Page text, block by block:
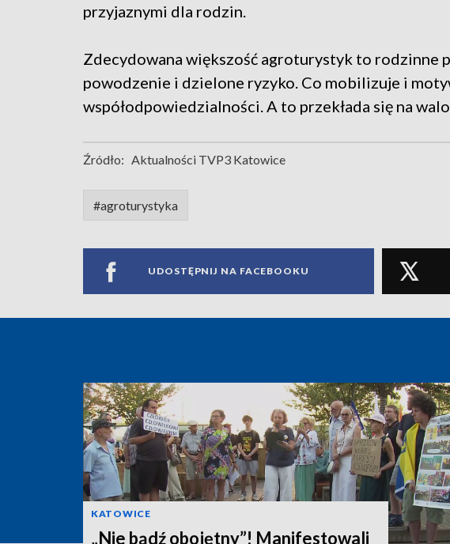
przyjaznymi dla rodzin.
Zdecydowana większość agroturystyk to rodzinne
powodzenie i dzielone ryzyko. Co mobilizuje i
współodpowiedzialności. A to przekłada się na
Źródło: Aktualności TVP3 Katowice
#agroturystyka
UDOSTĘPNIJ NA FACEBOOKU
KATOWICE
„Nie bądź obojętny”! Manifestowali